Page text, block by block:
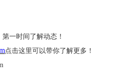
一时间了解动态！
点击这里可以带你了解更多！